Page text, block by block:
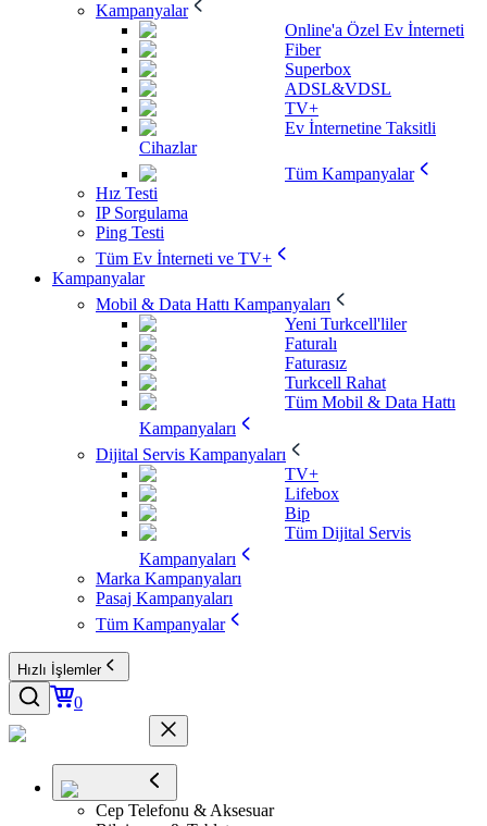
Kampanyalar
Online'a Özel Ev İnterneti
Fiber
Superbox
ADSL&VDSL
TV+
Ev İnternetine Taksitli
Cihazlar
Tüm Kampanyalar
Hız Testi
IP Sorgulama
Ping Testi
Tüm Ev İnterneti ve TV+
Kampanyalar
Mobil & Data Hattı Kampanyaları
Yeni Turkcell'liler
Faturalı
Faturasız
Turkcell Rahat
Tüm Mobil & Data Hattı
Kampanyaları
Dijital Servis Kampanyaları
TV+
Lifebox
Bip
Tüm Dijital Servis
Kampanyaları
Marka Kampanyaları
Pasaj Kampanyaları
Tüm Kampanyalar
Hızlı İşlemler
0
Cep Telefonu & Aksesuar